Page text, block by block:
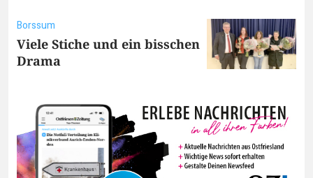
Borssum
Viele Stiche und ein bisschen
Drama